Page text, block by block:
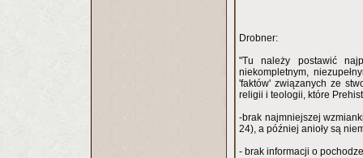
Drobner:
"Tu należy postawić
niekompletnym,
'faktów' związanych ze
religii i teologii, które
-brak najmniejszej
24), a później anioły są
- brak informacji o